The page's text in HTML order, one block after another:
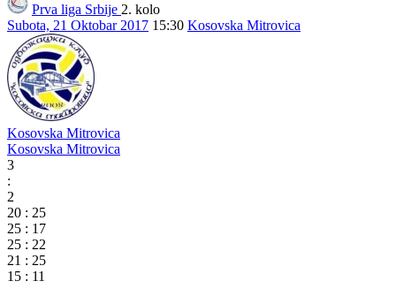
Prva liga Srbije 2. kolo
Subota, 21 Oktobar 2017 15:30 Kosovska Mitrovica
Kosovska Mitrovica
Kosovska Mitrovica
3
:
2
20 : 25
25 : 17
25 : 22
21 : 25
15 : 11